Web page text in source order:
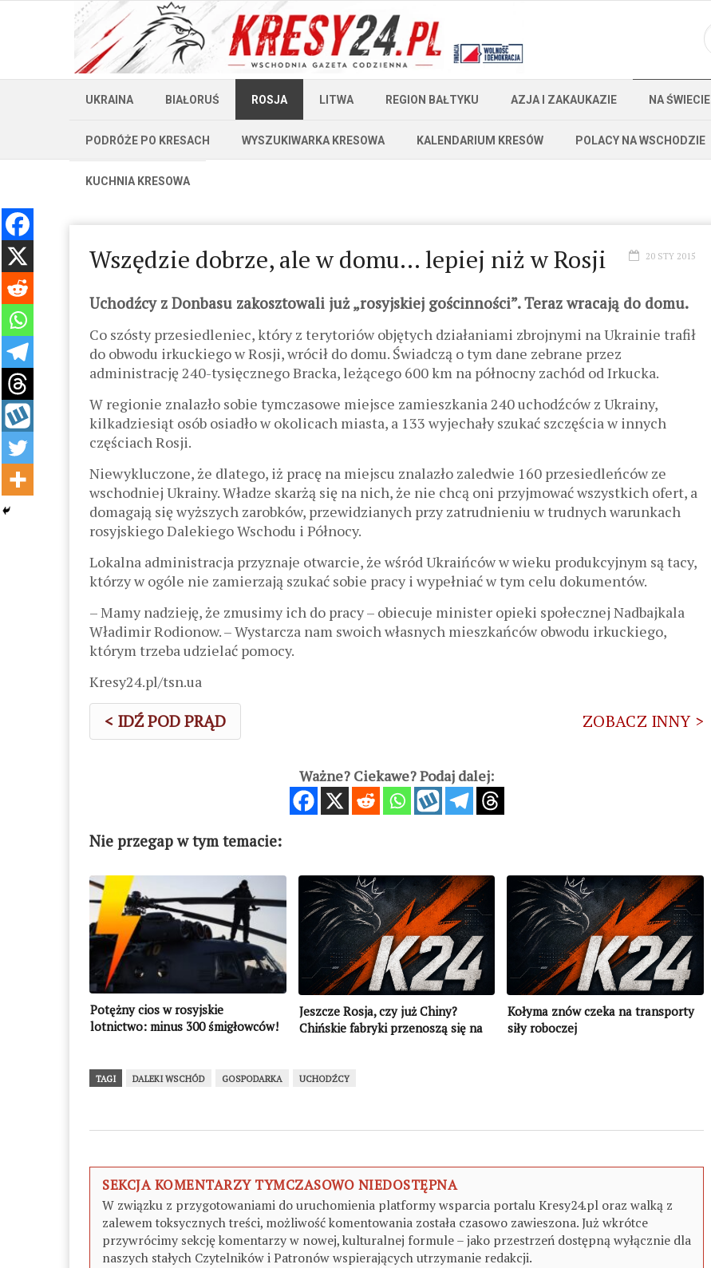
UKRAINA BIAŁORUŚ ROSJA LITWA REGION BAŁTYKU AZJA I ZAKAUKAZIE NA ŚWIECIE
PODRÓŻE PO KRESACH WYSZUKIWARKA KRESOWA KALENDARIUM KRESÓW POLACY NA WSCHODZIE
KUCHNIA KRESOWA
Wszędzie dobrze, ale w domu… lepiej niż w Rosji 20 STY 2015
Uchodźcy z Donbasu zakosztowali już „rosyjskiej gościnności”. Teraz wracają do domu.
Co szósty przesiedleniec, który z terytoriów objętych działaniami zbrojnymi na Ukrainie trafił
do obwodu irkuckiego w Rosji, wrócił do domu. Świadczą o tym dane zebrane przez
administrację 240-tysięcznego Bracka, leżącego 600 km na północny zachód od Irkucka.
W regionie znalazło sobie tymczasowe miejsce zamieszkania 240 uchodźców z Ukrainy,
kilkadziesiąt osób osiadło w okolicach miasta, a 133 wyjechały szukać szczęścia w innych
częściach Rosji.
Niewykluczone, że dlatego, iż pracę na miejscu znalazło zaledwie 160 przesiedleńców ze
wschodniej Ukrainy. Władze skarżą się na nich, że nie chcą oni przyjmować wszystkich ofert, a
domagają się wyższych zarobków, przewidzianych przy zatrudnieniu w trudnych warunkach
rosyjskiego Dalekiego Wschodu i Północy.
Lokalna administracja przyznaje otwarcie, że wśród Ukraińców w wieku produkcyjnym są tacy,
którzy w ogóle nie zamierzają szukać sobie pracy i wypełniać w tym celu dokumentów.
– Mamy nadzieję, że zmusimy ich do pracy – obiecuje minister opieki społecznej Nadbajkala
Władimir Rodionow. – Wystarcza nam swoich własnych mieszkańców obwodu irkuckiego,
którym trzeba udzielać pomocy.
Kresy24.pl/tsn.ua
< IDŹ POD PRĄD ZOBACZ INNY >
Ważne? Ciekawe? Podaj dalej:
Nie przegap w tym temacie:
Potężny cios w rosyjskie
lotnictwo: minus 300 śmigłowców!
Jeszcze Rosja, czy już Chiny?
Chińskie fabryki przenoszą się na
Kołyma znów czeka na transporty
siły roboczej
TAGI DALEKI WSCHÓD GOSPODARKA UCHODŹCY
SEKCJA KOMENTARZY TYMCZASOWO NIEDOSTĘPNA
W związku z przygotowaniami do uruchomienia platformy wsparcia portalu Kresy24.pl oraz walką z
zalewem toksycznych treści, możliwość komentowania została czasowo zawieszona. Już wkrótce
przywrócimy sekcję komentarzy w nowej, kulturalnej formule – jako przestrzeń dostępną wyłącznie dla
naszych stałych Czytelników i Patronów wspierających utrzymanie redakcji.